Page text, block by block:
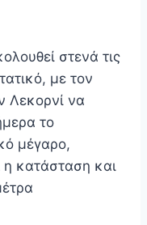
στενά τις
με τον
Λεκορνί να
το
μέγαρο,
η κατάσταση και